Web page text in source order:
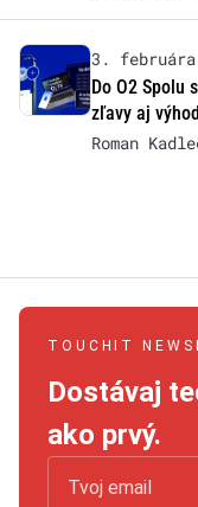
3. februára
Do O2 Spolu
zľavy aj
Roman
TOUCHIT
Dostávaj
ako prvý.